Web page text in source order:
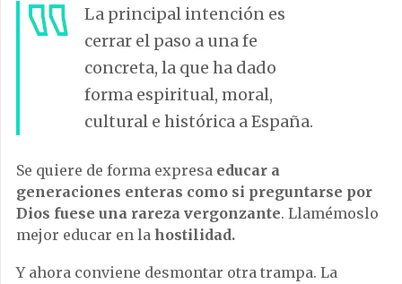
La principal intención es
cerrar el paso a una fe
concreta, la que ha dado
forma espiritual, moral,
cultural e histórica a España.
Se quiere de forma expresa educar a
generaciones enteras como si preguntarse por
Dios fuese una rareza vergonzante. Llamémoslo
mejor educar en la hostilidad.
Y ahora conviene desmontar otra trampa. La